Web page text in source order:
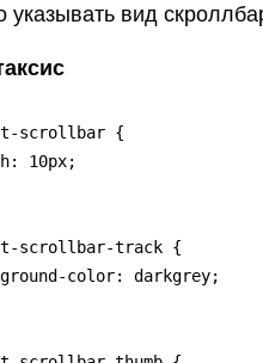
указывать вид
scrollbar {
10px;
scrollbar-track {
color: darkgrey;